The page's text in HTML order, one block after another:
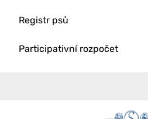
Registr psů
Participativní rozpočet